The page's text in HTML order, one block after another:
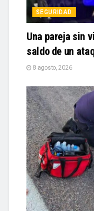
SEGURIDAD
Una pareja sin
saldo de un
8 agosto, 2026